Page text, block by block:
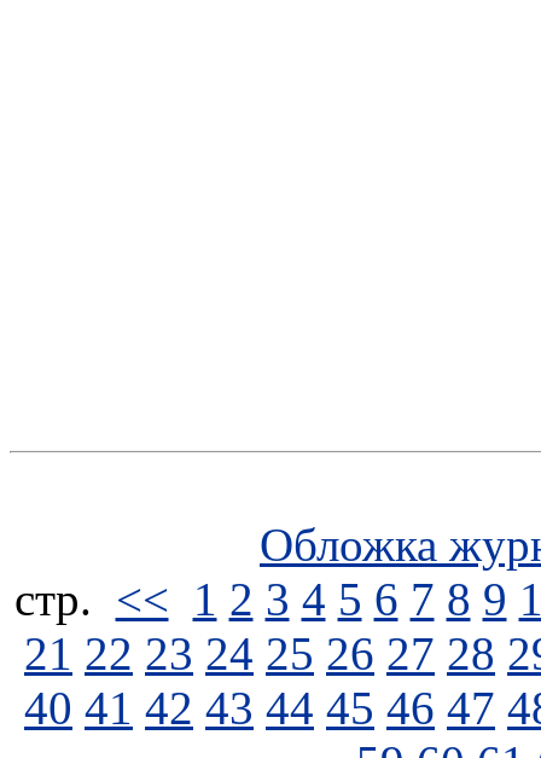
Обложка
стp. << 1 2 3 4 5 6 7 8 9
21 22 23 24 25 26 27 28
40 41 42 43 44 45 46 47